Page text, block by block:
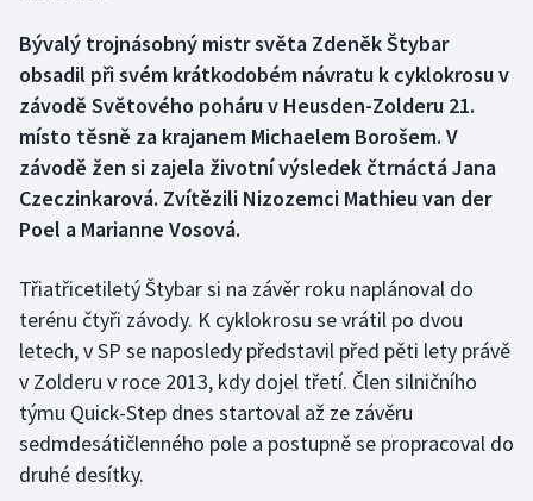
Florbal
Futsal
Golf
Gymnastika
Házená
Jezdectví
Judo
Krasobruslení
Bývalý trojnásobný mistr světa Zdeněk Štybar
obsadil při svém krátkodobém návratu k cyklokrosu v
závodě Světového poháru v Heusden-Zolderu 21.
místo těsně za krajanem Michaelem Borošem. V
závodě žen si zajela životní výsledek čtrnáctá Jana
Czeczinkarová. Zvítězili Nizozemci Mathieu van der
Poel a Marianne Vosová.
Třiatřicetiletý Štybar si na závěr roku naplánoval do
terénu čtyři závody. K cyklokrosu se vrátil po dvou
letech, v SP se naposledy představil před pěti lety právě
v Zolderu v roce 2013, kdy dojel třetí. Člen silničního
týmu Quick-Step dnes startoval až ze závěru
sedmdesátičlenného pole a postupně se propracoval do
druhé desítky.